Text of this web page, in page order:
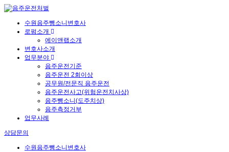
수원음주뺑소니변호사
로펌소개
에이앤랩소개
변호사소개
업무분야
음주운전기준
음주운전 2회이상
공무원/전문직 음주운전
음주운전사고(위험운전치사상)
음주뺑소니(도주치상)
음주측정거부
업무사례
상담문의
수원음주뺑소니변호사